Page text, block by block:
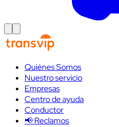
Quiénes Somos
Nuestro servicio
Empresas
Centro de ayuda
Conductor
📢 Reclamos